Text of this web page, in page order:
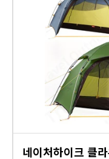
네이처하이크 클